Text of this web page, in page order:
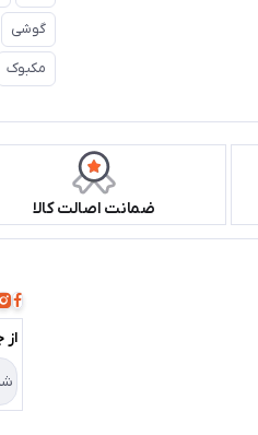
گوشی
مکبوک
ضمانت اصالت کالا